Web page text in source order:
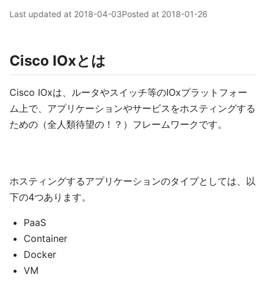
Last updated at 2018-04-03Posted at 2018-01-26
Cisco IOxとは
Cisco IOxは、ルータやスイッチ等のIOxプラットフォー
ム上で、アプリケーションやサービスをホスティングする
ための（全人類待望の！？）フレームワークです。
ホスティングするアプリケーションのタイプとしては、以
下の4つあります。
PaaS
Container
Docker
VM